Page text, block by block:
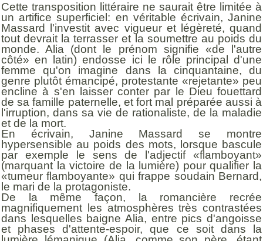
Cette transposition littéraire ne saurait être limitée à
un artifice superficiel: en véritable écrivain, Janine
Massard l'investit avec vigueur et légèreté, quand
tout devrait la terrasser et la soumettre au poids du
monde. Alia (dont le prénom signifie «de l'autre
côté» en latin) endosse ici le rôle principal d'une
femme qu'on imagine dans la cinquantaine, du
genre plutôt émancipé, protestante «rejetante» peu
encline à s'en laisser conter par le Dieu fouettard
de sa famille paternelle, et fort mal préparée aussi à
l'irruption, dans sa vie de rationaliste, de la maladie
et de la mort.
En écrivain, Janine Massard se montre
hypersensible au poids des mots, lorsque bascule
par exemple le sens de l'adjectif «flamboyant»
(marquant la victoire de la lumière) pour qualifier la
«tumeur flamboyante» qui frappe soudain Bernard,
le mari de la protagoniste.
De la même façon, la romancière recrée
magnifiquement les atmosphères très contrastées
dans lesquelles baigne Alia, entre pics d'angoisse
et phases d'attente-espoir, que ce soit dans la